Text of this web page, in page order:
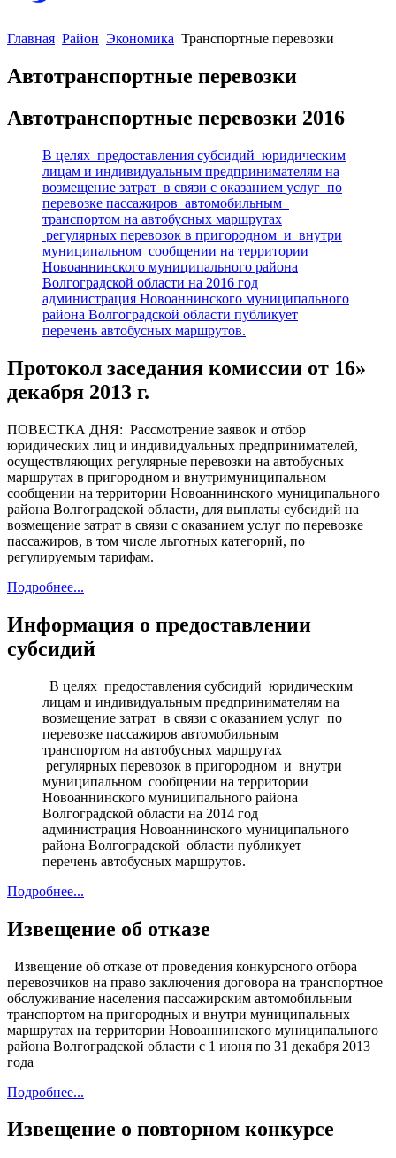
Главная Район Экономика Транспортные перевозки
Автотранспортные перевозки
Автотранспортные перевозки 2016
В целях предоставления субсидий юридическим
лицам и индивидуальным предпринимателям на
возмещение затрат в связи с оказанием услуг по
перевозке пассажиров автомобильным
транспортом на автобусных маршрутах
регулярных перевозок в пригородном и внутри
муниципальном сообщении на территории
Новоаннинского муниципального района
Волгоградской области на 2016 год
администрация Новоаннинского муниципального
района Волгоградской области публикует
перечень автобусных маршрутов.
Протокол заседания комиссии от 16»
декабря 2013 г.
ПОВЕСТКА ДНЯ: Рассмотрение заявок и отбор
юридических лиц и индивидуальных предпринимателей,
осуществляющих регулярные перевозки на автобусных
маршрутах в пригородном и внутримуниципальном
сообщении на территории Новоаннинского муниципального
района Волгоградской области, для выплаты субсидий на
возмещение затрат в связи с оказанием услуг по перевозке
пассажиров, в том числе льготных категорий, по
регулируемым тарифам.
Подробнее...
Информация о предоставлении
субсидий
В целях предоставления субсидий юридическим
лицам и индивидуальным предпринимателям на
возмещение затрат в связи с оказанием услуг по
перевозке пассажиров автомобильным
транспортом на автобусных маршрутах
регулярных перевозок в пригородном и внутри
муниципальном сообщении на территории
Новоаннинского муниципального района
Волгоградской области на 2014 год
администрация Новоаннинского муниципального
района Волгоградской области публикует
перечень автобусных маршрутов.
Подробнее...
Извещение об отказе
Извещение об отказе от проведения конкурсного отбора
перевозчиков на право заключения договора на транспортное
обслуживание населения пассажирским автомобильным
транспортом на пригородных и внутри муниципальных
маршрутах на территории Новоаннинского муниципального
района Волгоградской области с 1 июня по 31 декабря 2013
года
Подробнее...
Извещение о повторном конкурсе